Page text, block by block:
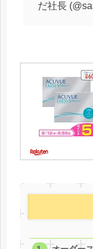
だ社長